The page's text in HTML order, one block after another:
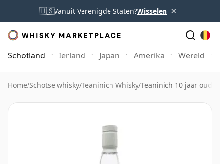
🇺🇸Vanuit Verenigde Staten?Wisselen ×
Schotland Ierland Japan Amerika Wereld
Home/Schotse whisky/Teaninich Whisky/Teaninich 10 jaar oud